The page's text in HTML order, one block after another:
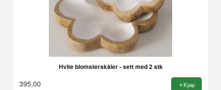
Hvite blomsterskåler - sett med 2 stk
395,00 Kjøp